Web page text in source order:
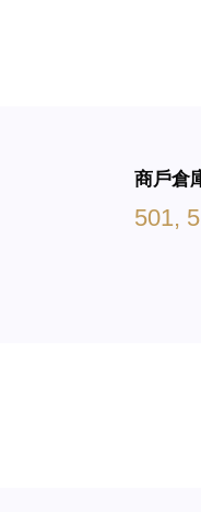
商戶倉
501,